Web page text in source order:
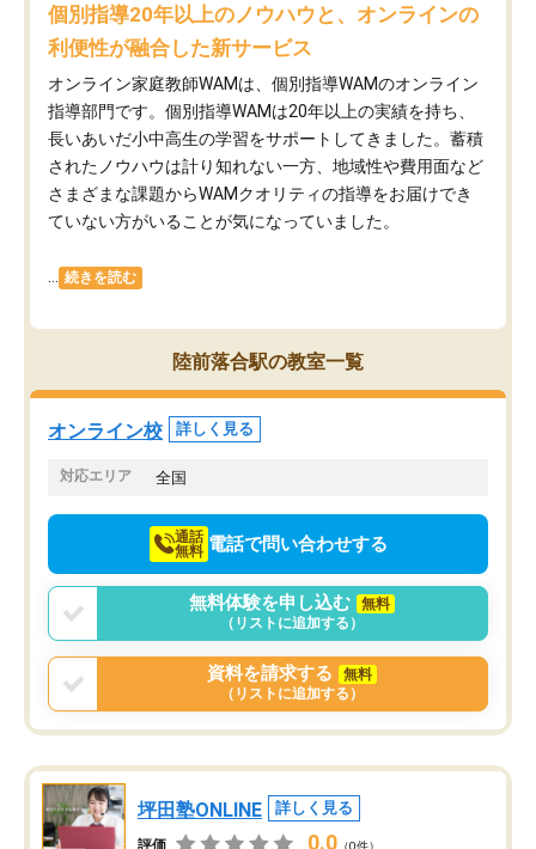
個別指導20年以上のノウハウと、オンラインの
利便性が融合した新サービス
オンライン家庭教師WAMは、個別指導WAMのオンライン
指導部門です。個別指導WAMは20年以上の実績を持ち、
長いあいだ小中高生の学習をサポートしてきました。蓄積
されたノウハウは計り知れない一方、地域性や費用面など
さまざまな課題からWAMクオリティの指導をお届けでき
ていない方がいることが気になっていました。
続きを読む
陸前落合駅の教室一覧
オンライン校 詳しく見る
対応エリア 全国
通話
無料 電話で問い合わせする
無料体験を申し込む
無料
（リストに追加する）
資料を請求する
無料
（リストに追加する）
坪田塾ONLINE 詳しく見る
評価 0.0 （0件）